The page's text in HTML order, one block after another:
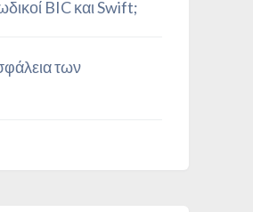
BIC και Swift;
των